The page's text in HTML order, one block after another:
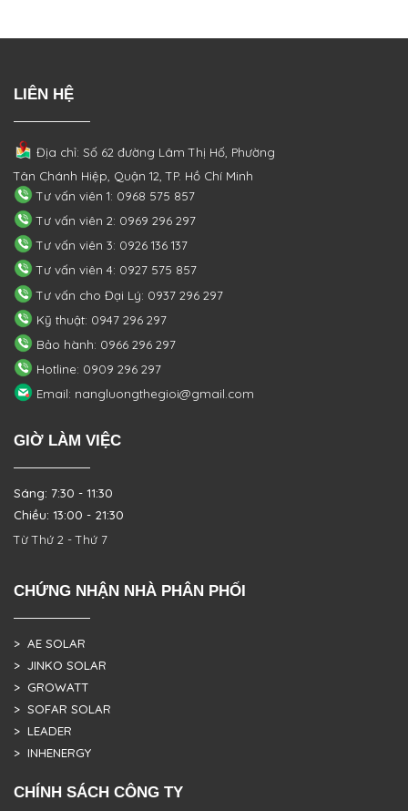
LIÊN HỆ
Địa chỉ: Số 62 đường Lâm Thị Hố, Phường
Tân Chánh Hiệp, Quận 12, TP. Hồ Chí Minh
Tư vấn viên 1: 0968 575 857
Tư vấn viên 2: 0969 296 297
Tư vấn viên 3: 0926 136 137
Tư vấn viên 4: 0927 575 857
Tư vấn cho Đại Lý: 0937 296 297
Kỹ thuật: 0947 296 297
Bảo hành: 0966 296 297
Hotline: 0909 296 297
Email: nangluongthegioi@gmail.com
GIỜ LÀM VIỆC
Sáng: 7:30 - 11:30
Chiều: 13:00 - 21:30
Từ Thứ 2 - Thứ 7
CHỨNG NHẬN NHÀ PHÂN PHỐI
> AE SOLAR
> JINKO SOLAR
> GROWATT
> SOFAR SOLAR
> LEADER
> INHENERGY
CHÍNH SÁCH CÔNG TY